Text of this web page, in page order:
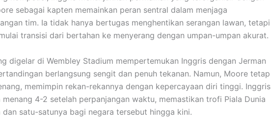
sebagai kapten memainkan peran sentral dalam menjaga
tim. Ia tidak hanya bertugas menghentikan serangan lawan, tetapi
transisi dari bertahan ke menyerang dengan umpan-umpan akurat.
digelar di Wembley Stadium mempertemukan Inggris dengan Jerman
berlangsung sengit dan penuh tekanan. Namun, Moore tetap
memimpin rekan-rekannya dengan kepercayaan diri tinggi. Inggris
menang 4-2 setelah perpanjangan waktu, memastikan trofi Piala Dunia
dan satu-satunya bagi negara tersebut hingga kini.